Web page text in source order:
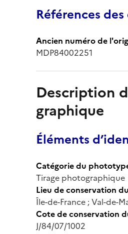
Références
Ancien numéro de
MDP84002251
Description
graphique
Éléments
Catégorie du
Tirage photographique
Lieu de conservation
Île-de-France ; Val-de-
Cote de conservation
J/84/07/1002